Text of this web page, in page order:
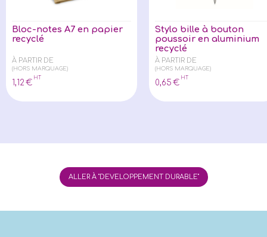
Bloc-notes A7 en papier
recyclé
À PARTIR DE
(HORS MARQUAGE)
1,12 €
HT
Stylo bille à bouton
poussoir en aluminium
recyclé
À PARTIR DE
(HORS MARQUAGE)
0,65 €
HT
ALLER À "DEVELOPPEMENT DURABLE"